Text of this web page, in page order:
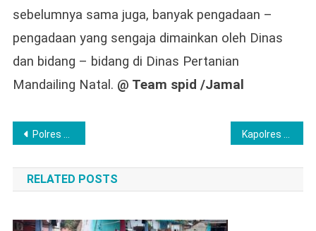
sebelumnya sama juga, banyak pengadaan –
pengadaan yang sengaja dimainkan oleh Dinas
dan bidang – bidang di Dinas Pertanian
Mandailing Natal. @ Team spid /Jamal
Post
navigation
Polres Lubuk Linggau Antisipasi Potensi Gangguan Kamtibmas, Kerahkan Personil Secara Masip
RELATED POSTS